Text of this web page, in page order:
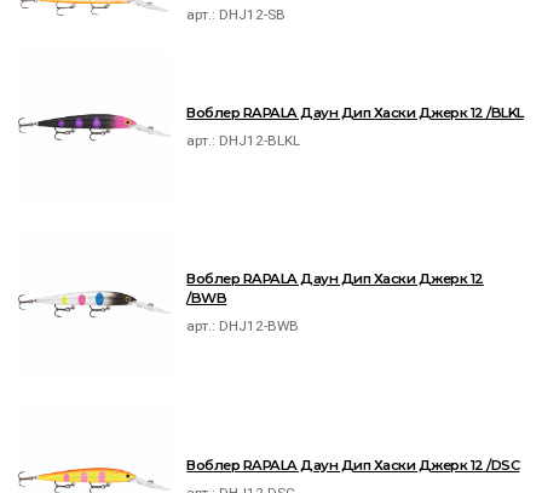
арт.: DHJ12-SB
Воблер RAPALA Даун Дип Хаски Джерк 12 /BLKL
арт.: DHJ12-BLKL
Воблер RAPALA Даун Дип Хаски Джерк 12
/BWB
арт.: DHJ12-BWB
Воблер RAPALA Даун Дип Хаски Джерк 12 /DSC